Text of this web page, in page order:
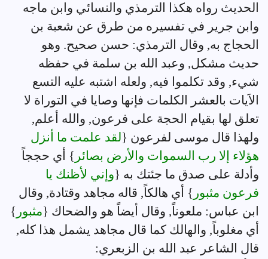
الحديث رواه هكذا الترمذي والنسائي وابن ماجه
وابن جرير في تفسيره من طرق عن شعبة بن
الحجاج به, وقال الترمذي: حسن صحيح. وهو
حديث مشكل, وعبد الله بن سلمة في حفظه
شيء, وقد تكلموا فيه, ولعله اشتبه عليه التسع
الاَيات بالعشر الكلمات فإنها وصايا في التوراة لا
تعلق لها بقيام الحجة على فرعون, والله أعلم,
ولهذا قال موسى لفرعون {لقد علمت ما أنزل
هؤلاء إلا رب السموات والأرض بصائر } أي حججاً
وأدلة على صدق ما جئتك به {وإني لأظنك يا
فرعون مثبور } أي هالكاً, قاله مجاهد وقتادة, وقال
ابن عباس: ملعوناً, وقال أيضاً هو والضحاك {مثبور }
أي مغلوباً, والهالك كما قال مجاهد يشمل هذا كله,
قال الشاعر عبد الله بن الزبعري: